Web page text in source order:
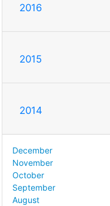
2016
2015
2014
December
November
October
September
August